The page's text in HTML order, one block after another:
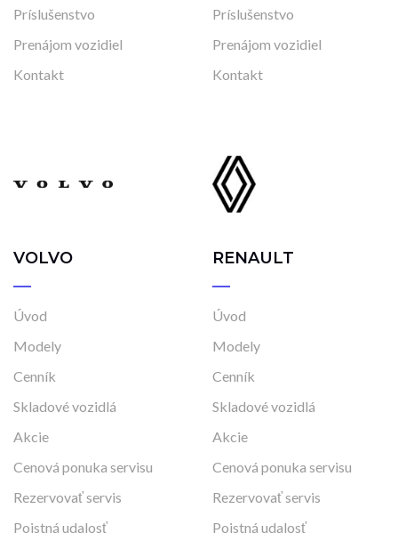
Príslušenstvo
Prenájom vozidiel
Kontakt
Príslušenstvo
Prenájom vozidiel
Kontakt
VOLVO
Úvod
Modely
Cenník
Skladové vozidlá
Akcie
Cenová ponuka servisu
Rezervovať servis
Poistná udalosť
RENAULT
Úvod
Modely
Cenník
Skladové vozidlá
Akcie
Cenová ponuka servisu
Rezervovať servis
Poistná udalosť